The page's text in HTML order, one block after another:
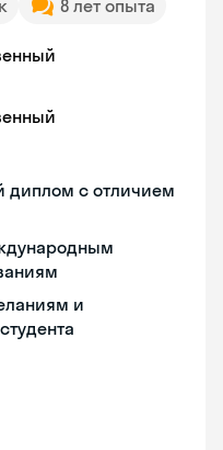
8 лет опыта
диплом с отличием
и